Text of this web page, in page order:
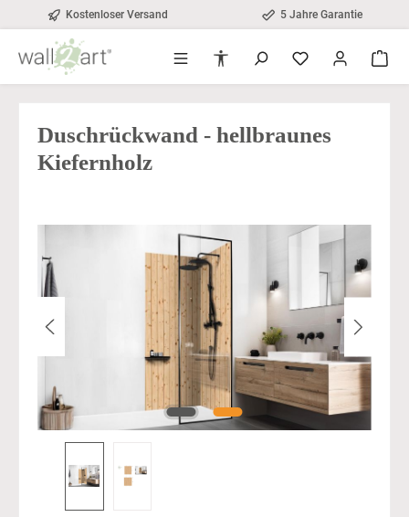
springenKostenloser Versand 5 Jahre Garantie
Werkzeugleiste anzeigen
Duschrückwand - hellbraunes
Kiefernholz
Bildergalerie überspringen